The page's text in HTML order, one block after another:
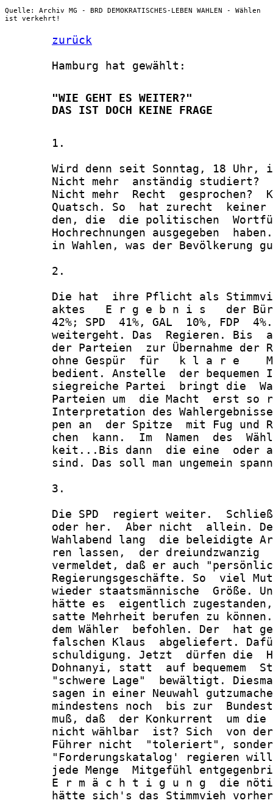
Quelle: Archiv MG - BRD DEMOKRATISCHES-LEBEN WAHLEN - Wählen
ist verkehrt!
zurück
       Hamburg hat gewählt:
       "WIE GEHT ES WEITER?"
       DAS IST DOCH KEINE FRAGE
       1.
Wird denn seit Sonntag, 18 Uhr,
Nicht mehr  anständig studiert?
Nicht mehr  Recht  gesprochen?
Quatsch. So  hat zurecht
den, die  die politischen
Hochrechnungen ausgegeben
in Wahlen, was der Bevölkerung
       2.
Die hat  ihre Pflicht als
aktes   E r g e b n i s   der
42%; SPD  41%, GAL  10%, FDP
weitergeht. Das  Regieren. Bis
der Parteien  zur Übernahme der
ohne Gespür  für   k l a r e
bedient. Anstelle  der bequemen
siegreiche Partei  bringt die
Parteien um  die Macht  erst so
Interpretation des
pen an  der Spitze  mit Fug und
chen  kann.  Im  Namen  des
keit...Bis dann  die eine  oder
sind. Das soll man ungemein
       3.
Die SPD  regiert weiter.
oder her.  Aber nicht  allein.
Wahlabend lang  die beleidigte
ren lassen,  der dreiundzwanzig
vermeldet, daß er auch
Regierungsgeschäfte. So  viel
wieder staatsmännische  Größe.
hätte es  eigentlich
satte Mehrheit berufen zu
dem Wähler  befohlen. Der  hat
falschen Klaus  abgeliefert.
schuldigung. Jetzt  dürfen die
Dohnanyi, statt  auf bequemem
"schwere Lage"  bewältigt.
sagen in einer Neuwahl
mindestens noch  bis zur
muß, daß  der Konkurrent  um
nicht wählbar  ist? Sich  von
Führer nicht  "toleriert",
"Forderungskatalog' regieren
jede Menge  Mitgefühl
E r m ä c h t i g u n g  die
hätte sich's das Stimmvieh